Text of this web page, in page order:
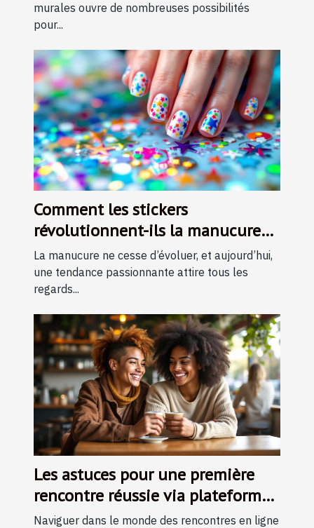
murales ouvre de nombreuses possibilités
pour...
Comment les stickers
révolutionnent-ils la manucure
moderne ?
La manucure ne cesse d’évoluer, et aujourd’hui,
une tendance passionnante attire tous les
regards...
Les astuces pour une première
rencontre réussie via plateforme
en ligne
Naviguer dans le monde des rencontres en ligne